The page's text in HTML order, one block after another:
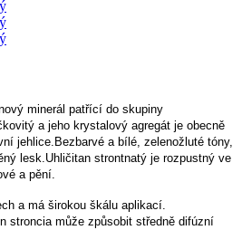
minerál patřící do skupiny
a jeho krystalový agregát je obecně
jehlice.Bezbarvé a bílé, zelenožluté tóny,
lesk.Uhličitan strontnatý je rozpustný ve
a pění.
a má širokou škálu aplikací.
stroncia může způsobit středně difúzní